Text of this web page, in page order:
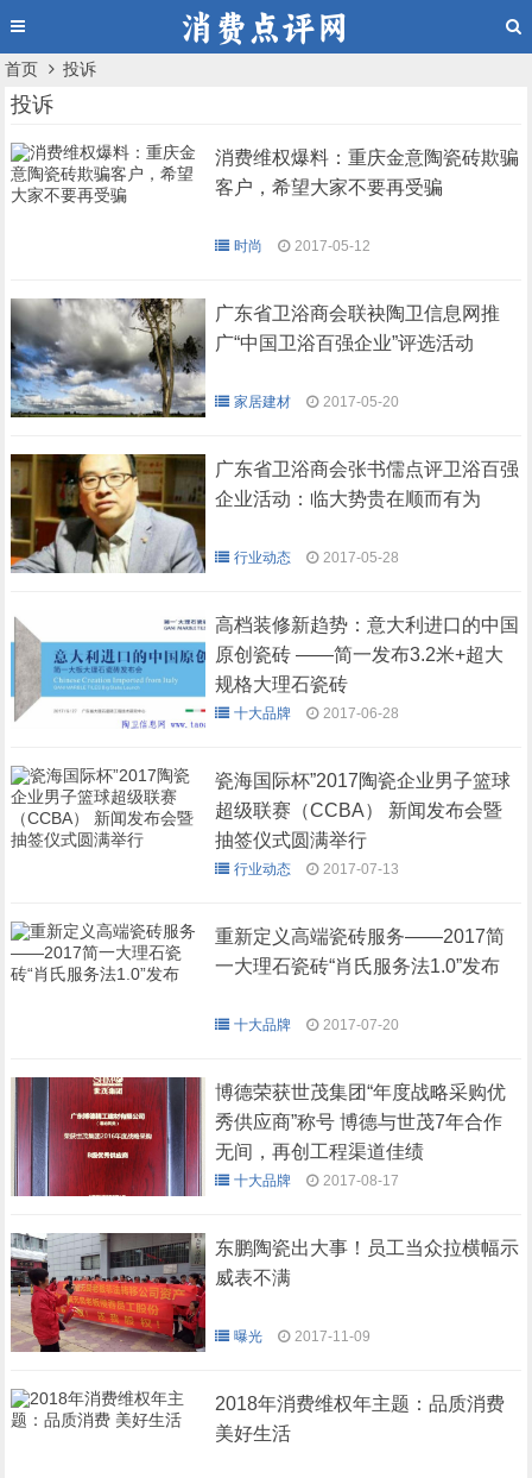
首页 投诉
投诉
消费维权爆料：重庆金意陶瓷砖欺骗
客户，希望大家不要再受骗
时尚 2017-05-12
广东省卫浴商会联袂陶卫信息网推
广“中国卫浴百强企业”评选活动
家居建材 2017-05-20
广东省卫浴商会张书儒点评卫浴百强
企业活动：临大势贵在顺而有为
行业动态 2017-05-28
高档装修新趋势：意大利进口的中国
原创瓷砖 ——简一发布3.2米+超大
规格大理石瓷砖
十大品牌 2017-06-28
瓷海国际杯”2017陶瓷企业男子篮球
超级联赛（CCBA） 新闻发布会暨
抽签仪式圆满举行
行业动态 2017-07-13
重新定义高端瓷砖服务——2017简
一大理石瓷砖“肖氏服务法1.0”发布
十大品牌 2017-07-20
博德荣获世茂集团“年度战略采购优
秀供应商”称号 博德与世茂7年合作
无间，再创工程渠道佳绩
十大品牌 2017-08-17
东鹏陶瓷出大事！员工当众拉横幅示
威表不满
曝光 2017-11-09
2018年消费维权年主题：品质消费
美好生活